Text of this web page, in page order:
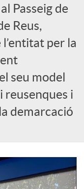
Passeig de
Reus,
per la
seu model
reusenques i
demarcació